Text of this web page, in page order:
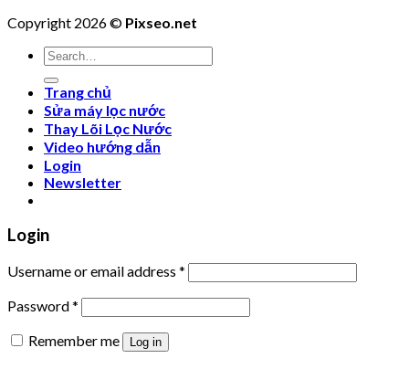
Copyright 2026 © Pixseo.net
Search
for:
Trang chủ
Sửa máy lọc nước
Thay Lõi Lọc Nước
Video hướng dẫn
Login
Newsletter
Login
Username or email address *
Password*
Remember me
Log in